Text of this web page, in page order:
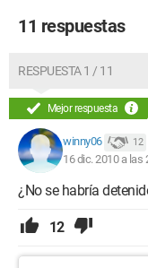
11 respuestas
RESPUESTA 1 / 11
Mejor respuesta
winny06 12
16 dic. 2010 a las
¿No se habría
12